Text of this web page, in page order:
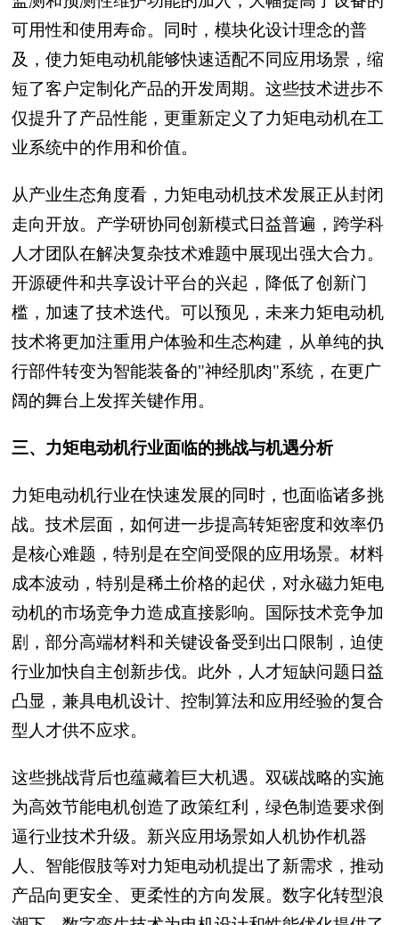
可用性和使用寿命。同时，模块化设计理念的普
及，使力矩电动机能够快速适配不同应用场景，缩
短了客户定制化产品的开发周期。这些技术进步不
仅提升了产品性能，更重新定义了力矩电动机在工
业系统中的作用和价值。
从产业生态角度看，力矩电动机技术发展正从封闭
走向开放。产学研协同创新模式日益普遍，跨学科
人才团队在解决复杂技术难题中展现出强大合力。
开源硬件和共享设计平台的兴起，降低了创新门
槛，加速了技术迭代。可以预见，未来力矩电动机
技术将更加注重用户体验和生态构建，从单纯的执
行部件转变为智能装备的"神经肌肉"系统，在更广
阔的舞台上发挥关键作用。
三、力矩电动机行业面临的挑战与机遇分析
力矩电动机行业在快速发展的同时，也面临诸多挑
战。技术层面，如何进一步提高转矩密度和效率仍
是核心难题，特别是在空间受限的应用场景。材料
成本波动，特别是稀土价格的起伏，对永磁力矩电
动机的市场竞争力造成直接影响。国际技术竞争加
剧，部分高端材料和关键设备受到出口限制，迫使
行业加快自主创新步伐。此外，人才短缺问题日益
凸显，兼具电机设计、控制算法和应用经验的复合
型人才供不应求。
这些挑战背后也蕴藏着巨大机遇。双碳战略的实施
为高效节能电机创造了政策红利，绿色制造要求倒
逼行业技术升级。新兴应用场景如人机协作机器
人、智能假肢等对力矩电动机提出了新需求，推动
产品向更安全、更柔性的方向发展。数字化转型浪